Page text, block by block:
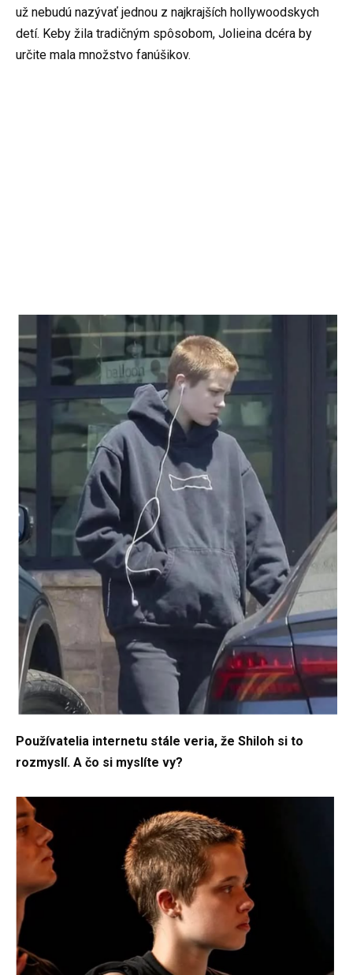
už nebudú nazývať jednou z najkrajších hollywoodskych
detí. Keby žila tradičným spôsobom, Jolieina dcéra by
určite mala množstvo fanúšikov.
Používatelia internetu stále veria, že Shiloh si to
rozmyslí. A čo si myslíte vy?